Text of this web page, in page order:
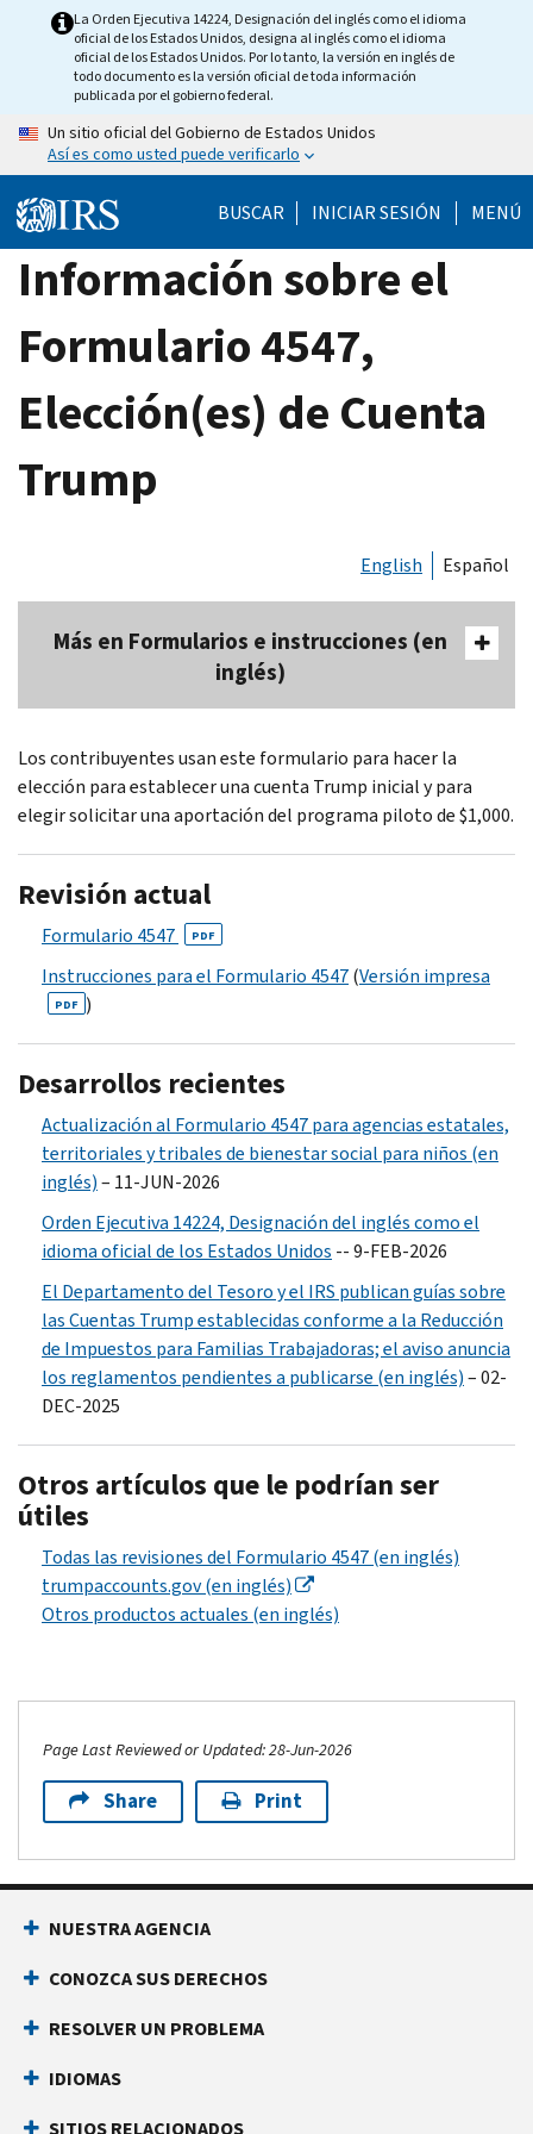
La Orden Ejecutiva 14224, Designación del inglés como el idioma
oficial de los Estados Unidos, designa al inglés como el idioma
oficial de los Estados Unidos. Por lo tanto, la versión en inglés de
todo documento es la versión oficial de toda información
publicada por el gobierno federal.
Un sitio oficial del Gobierno de Estados Unidos
Así es como usted puede verificarlo
BUSCAR INICIAR SESIÓN MENÚ
Información sobre el
Formulario 4547,
Elección(es) de Cuenta
Trump
English Español
Más en Formularios e instrucciones (en
inglés)
Los contribuyentes usan este formulario para hacer la
elección para establecer una cuenta Trump inicial y para
elegir solicitar una aportación del programa piloto de $1,000.
Revisión actual
Formulario 4547 PDF
Instrucciones para el Formulario 4547(Versión impresa
PDF )
Desarrollos recientes
Actualización al Formulario 4547 para agencias estatales,
territoriales y tribales de bienestar social para niños (en
inglés)– 11-JUN-2026
Orden Ejecutiva 14224, Designación del inglés como el
idioma oficial de los Estados Unidos -- 9-FEB-2026
El Departamento del Tesoro y el IRS publican guías sobre
las Cuentas Trump establecidas conforme a la Reducción
de Impuestos para Familias Trabajadoras; el aviso anuncia
los reglamentos pendientes a publicarse (en inglés)– 02-
DEC-2025
Otros artículos que le podrían ser
útiles
Todas las revisiones del Formulario 4547 (en inglés)
trumpaccounts.gov (en inglés)
Otros productos actuales (en inglés)
Page Last Reviewed or Updated: 28-Jun-2026
Share Print
NUESTRA AGENCIA
CONOZCA SUS DERECHOS
RESOLVER UN PROBLEMA
IDIOMAS
SITIOS RELACIONADOS